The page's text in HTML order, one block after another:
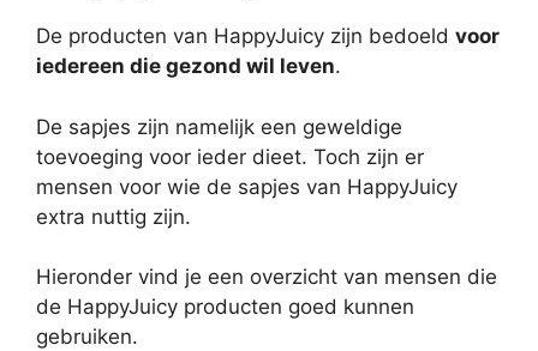
De producten van HappyJuicy zijn bedoeld voor
iedereen die gezond wil leven.
De sapjes zijn namelijk een geweldige
toevoeging voor ieder dieet. Toch zijn er
mensen voor wie de sapjes van HappyJuicy
extra nuttig zijn.
Hieronder vind je een overzicht van mensen die
de HappyJuicy producten goed kunnen
gebruiken.